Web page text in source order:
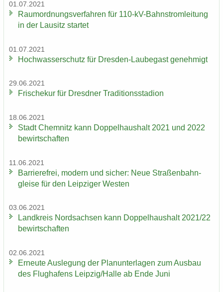
01.07.2021
Raum­ord­nungs­ver­fah­ren für 110-​kV-Bahnstromleitung
in der Lau­sitz star­tet
01.07.2021
Hoch­was­ser­schutz für Dresden-​Laubegast ge­neh­migt
29.06.2021
Fri­sche­kur für Dresd­ner Tra­di­ti­ons­sta­di­on
18.06.2021
Stadt Chem­nitz kann Dop­pel­haus­halt 2021 und 2022
be­wirt­schaf­ten
11.06.2021
Bar­rie­re­frei, mo­dern und si­cher: Neue Stra­ßen­bahn­
glei­se für den Leip­zi­ger Wes­ten
03.06.2021
Land­kreis Nord­sach­sen kann Dop­pel­haus­halt 2021/22
be­wirt­schaf­ten
02.06.2021
Er­neu­te Aus­le­gung der Plan­un­ter­la­gen zum Aus­bau
des Flug­ha­fens Leip­zig/Halle ab Ende Juni